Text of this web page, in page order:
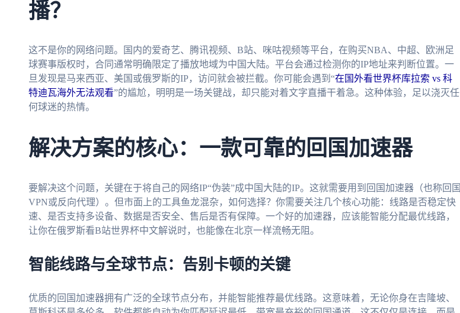
播？
这不是你的网络问题。国内的爱奇艺、腾讯视频、B站、咪咕视频等平台，在购买NBA、中超、欧洲足
球赛事版权时，合同通常明确限定了播放地域为中国大陆。平台会通过检测你的IP地址来判断位置。一
旦发现是马来西亚、美国或俄罗斯的IP，访问就会被拦截。你可能会遇到“在国外看世界杯库拉索 vs 科
特迪瓦海外无法观看”的尴尬，明明是一场关键战，却只能对着文字直播干着急。这种体验，足以浇灭任
何球迷的热情。
解决方案的核心：一款可靠的回国加速器
要解决这个问题，关键在于将自己的网络IP“伪装”成中国大陆的IP。这就需要用到回国加速器（也称回国
VPN或反向代理）。但市面上的工具鱼龙混杂，如何选择？你需要关注几个核心功能：线路是否稳定快
速、是否支持多设备、数据是否安全、售后是否有保障。一个好的加速器，应该能智能分配最优线路，
让你在俄罗斯看B站世界杯中文解说时，也能像在北京一样流畅无阻。
智能线路与全球节点：告别卡顿的关键
优质的回国加速器拥有广泛的全球节点分布，并能智能推荐最优线路。这意味着，无论你身在吉隆坡、